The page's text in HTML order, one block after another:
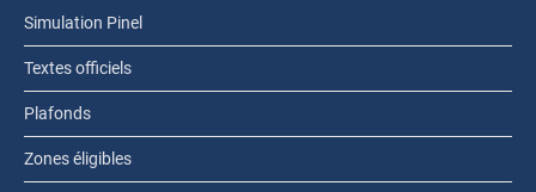
Simulation Pinel
Textes officiels
Plafonds
Zones éligibles